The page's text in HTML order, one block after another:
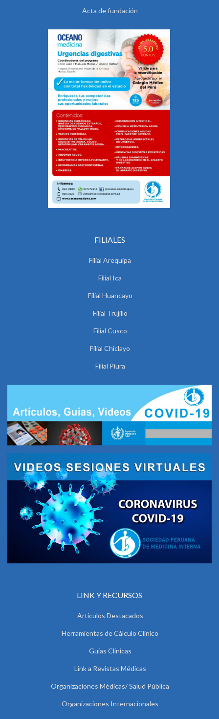
Acta de fundación
FILIALES
Filial Arequipa
Filial Ica
Filial Huancayo
Filial Trujillo
Filial Cusco
Filial Chiclayo
Filial Piura
LINK Y RECURSOS
Artículos Destacados
Herramientas de Cálculo Clínico
Guías Clínicas
Link a Revistas Médicas
Organizaciones Médicas/ Salud Pública
Organizaciones Internacionales